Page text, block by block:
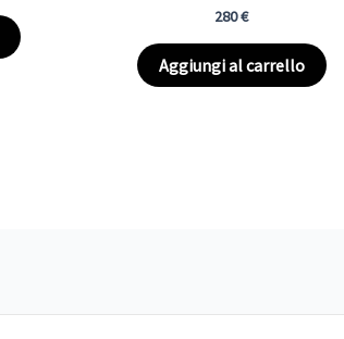
280€
Aggiungi al carrello